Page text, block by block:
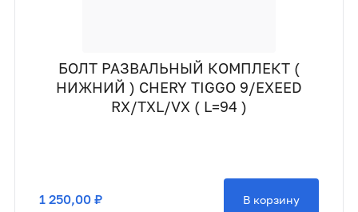
БОЛТ РАЗВАЛЬНЫЙ КОМПЛЕКТ (
НИЖНИЙ ) CHERY TIGGO 9/EXEED
RX/TXL/VX ( L=94 )
1 250,00 ₽ В корзину